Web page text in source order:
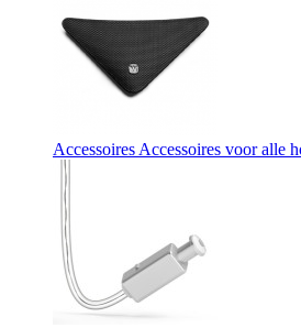
AccessoiresAccessoires voor alle